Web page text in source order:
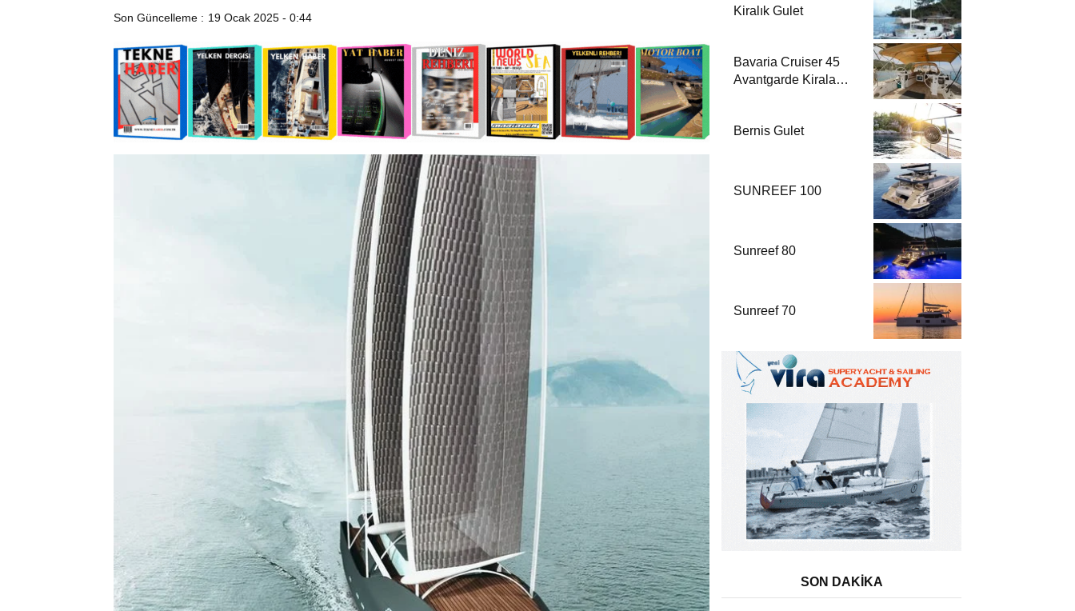
Son Güncelleme : 19 Ocak 2025 - 0:44 Kiralık Gulet
Bavaria Cruiser 45
Avantgarde Kiralama
Bernis Gulet
SUNREEF 100
Sunreef 80
Sunreef 70
SON DAKİKA